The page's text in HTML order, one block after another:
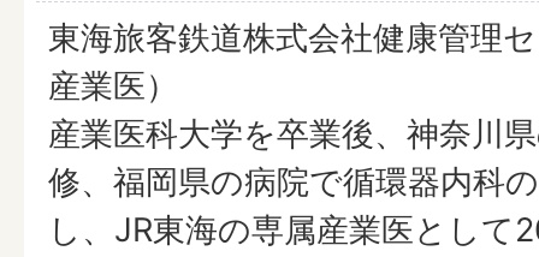
東海旅客鉄道株式会社健康管理
産業医）
産業医科大学を卒業後、神奈川
修、福岡県の病院で循環器内科
し、JR東海の専属産業医として